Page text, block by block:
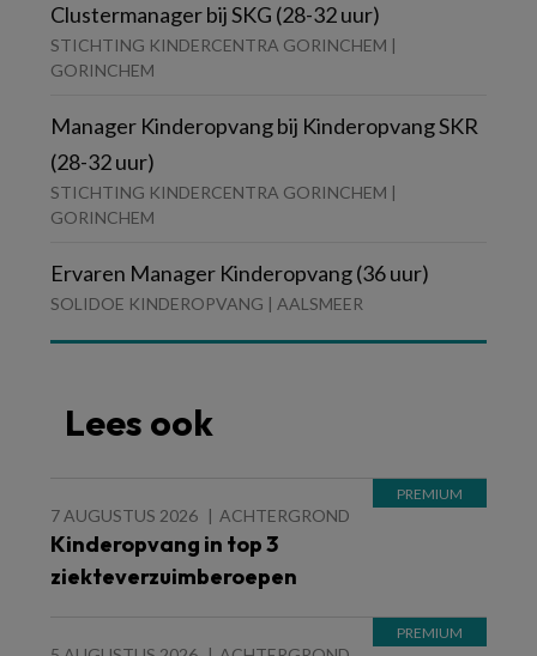
Clustermanager bij SKG (28-32 uur)
STICHTING KINDERCENTRA GORINCHEM |
GORINCHEM
Manager Kinderopvang bij Kinderopvang SKR
(28-32 uur)
STICHTING KINDERCENTRA GORINCHEM |
GORINCHEM
Ervaren Manager Kinderopvang (36 uur)
SOLIDOE KINDEROPVANG | AALSMEER
Lees ook
7 AUGUSTUS 2026 ACHTERGROND
Kinderopvang in top 3
ziekteverzuimberoepen